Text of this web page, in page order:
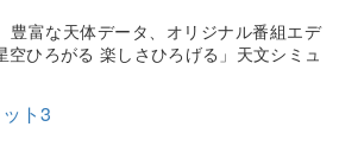
豊富な天体データ、オリジナル番組エデ
空ひろがる 楽しさひろげる」天文シミュ
ト3